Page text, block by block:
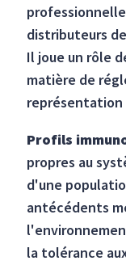
distributeurs
Il joue un rôle
matière de
représentation
Profils
propres au
d'une
antécédents
la tolérance